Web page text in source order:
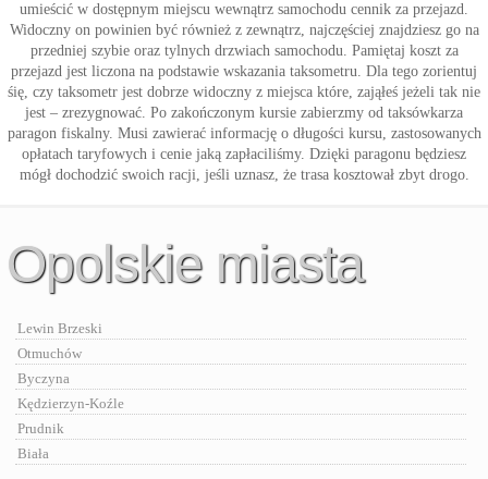
umieścić w dostępnym miejscu wewnątrz samochodu cennik za przejazd.
Widoczny on powinien być również z zewnątrz, najczęściej znajdziesz go na
przedniej szybie oraz tylnych drzwiach samochodu. Pamiętaj koszt za
przejazd jest liczona na podstawie wskazania taksometru. Dla tego zorientuj
śię, czy taksometr jest dobrze widoczny z miejsca które, zająłeś jeżeli tak nie
jest – zrezygnować. Po zakończonym kursie zabierzmy od taksówkarza
paragon fiskalny. Musi zawierać informację o długości kursu, zastosowanych
opłatach taryfowych i cenie jaką zapłaciliśmy. Dzięki paragonu będziesz
mógł dochodzić swoich racji, jeśli uznasz, że trasa kosztował zbyt drogo.
Opolskie miasta
Lewin Brzeski
Otmuchów
Byczyna
Kędzierzyn-Koźle
Prudnik
Biała